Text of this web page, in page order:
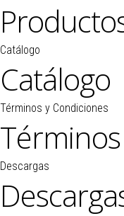
Catálogo
Catálogo
Términos y Condiciones
Descargas